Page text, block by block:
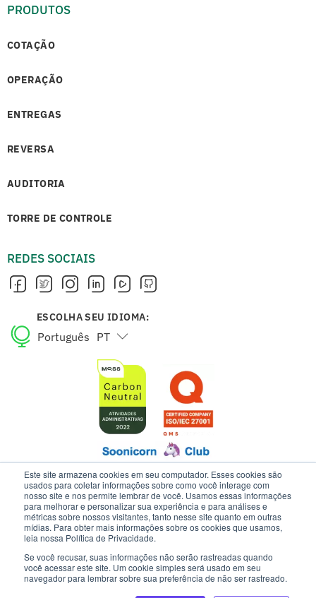
Este site armazena cookies em seu computador. Esses cookies são
usados para coletar informações sobre como você interage com
nosso site e nos permite lembrar de você. Usamos essas informações
para melhorar e personalizar sua experiência e para análises e
métricas sobre nossos visitantes, tanto nesse site quanto em outras
mídias. Para obter mais informações sobre os cookies que usamos,
leia nossa Política de Privacidade.
Se você recusar, suas informações não serão rastreadas quando
você acessar este site. Um cookie simples será usado em seu
navegador para lembrar sobre sua preferência de não ser rastreado.
PRODUTOS
COTAÇÃO
OPERAÇÃO
ENTREGAS
REVERSA
AUDITORIA
TORRE DE CONTROLE
REDES SOCIAIS
ESCOLHA SEU IDIOMA:
Português PT
English EN
ESTE SITE USA COOKIES E DADOS PESSOAIS DE ACORDO COM OS
NOSSOS TERMOS DE USO E AVISO DE PRIVACIDADE.
INTELIPOST | TODOS OS DIREITOS RESERVADOS